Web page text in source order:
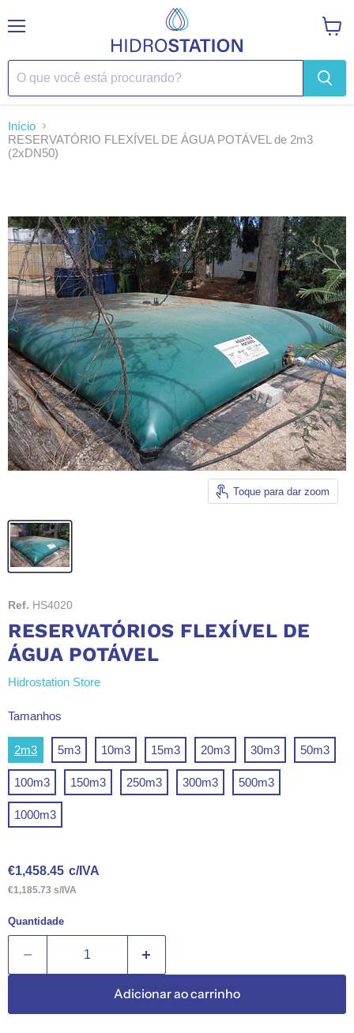
Início
RESERVATÓRIO FLEXÍVEL DE ÁGUA POTÁVEL de 2m3
(2xDN50)
Toque para dar zoom
Ref. HS4020
RESERVATÓRIOS FLEXÍVEL DE
ÁGUA POTÁVEL
Hidrostation Store
Tamanhos
2m3 5m3 10m3 15m3 20m3 30m3 50m3
100m3 150m3 250m3 300m3 500m3
1000m3
€1,458.45 c/IVA
€1,185.73 s/IVA
Quantidade
Adicionar ao carrinho